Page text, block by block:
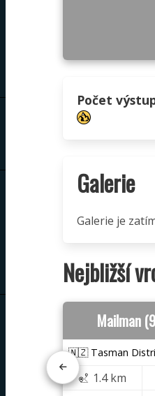
Počet
Galerie
Galerie je
Nejbližší
Mailman
🇳🇿 Tasman
1.4 km